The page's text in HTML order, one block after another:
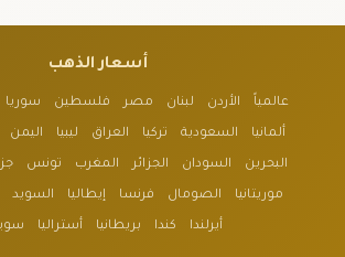
أسعار الذهب
عالمياً الأردن لبنان مصر فلسطين سوريا
ألمانيا السعودية تركيا العراق ليبيا اليمن
البحرين السودان الجزائر المغرب تونس
موريتانيا الصومال فرنسا إيطاليا السويد
أيرلندا كندا بريطانيا أستراليا